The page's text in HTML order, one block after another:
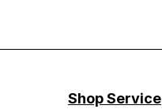
Shop Service